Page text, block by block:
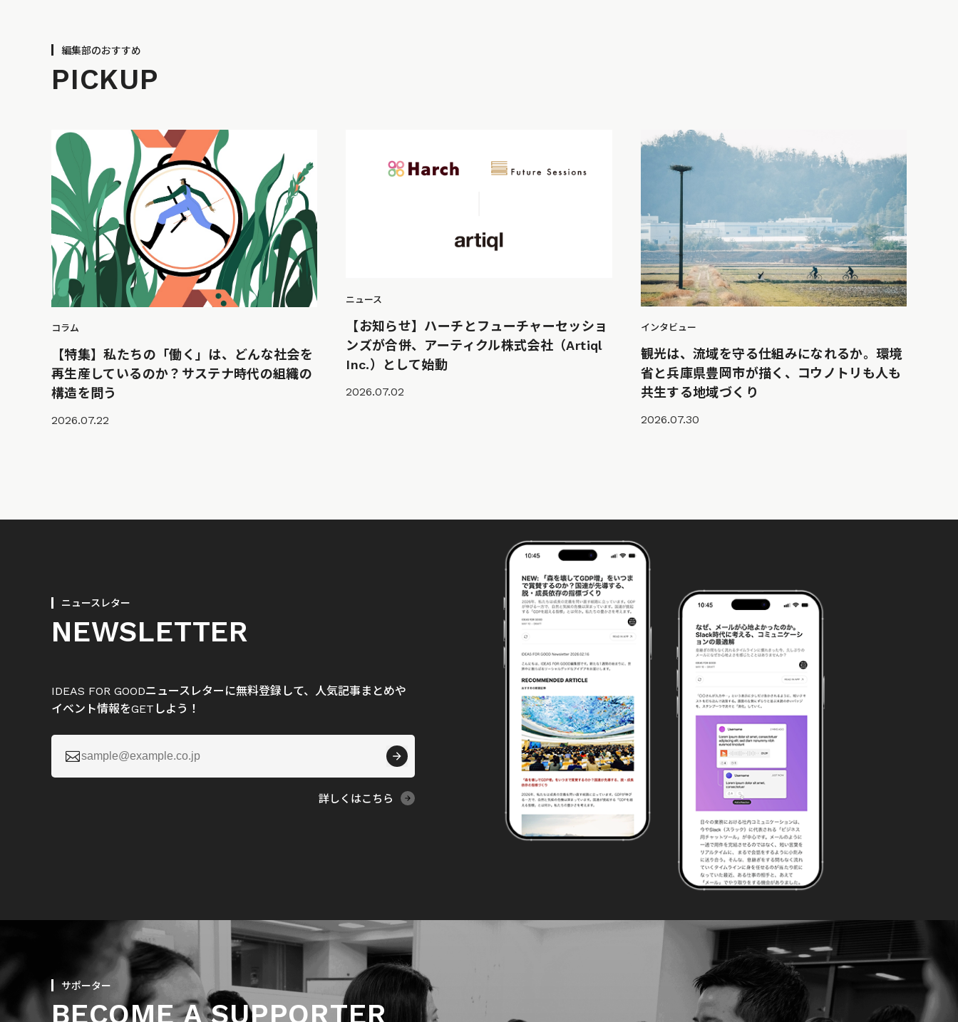
編集部のおすすめ
PICKUP
コラム
【特集】私たちの「働く」は、どんな社会を
再生産しているのか？サステナ時代の組織の
構造を問う
2026.07.22
ニュース
【お知らせ】ハーチとフューチャーセッショ
ンズが合併、アーティクル株式会社（Artiql
Inc.）として始動
2026.07.02
インタビュー
観光は、流域を守る仕組みになれるか。環境
省と兵庫県豊岡市が描く、コウノトリも人も
共生する地域づくり
2026.07.30
ニュースレター
NEWSLETTER
IDEAS FOR GOODニュースレターに無料登録して、人気記事まとめや
イベント情報をGETしよう！

詳しくはこちら
サポーター
BECOME A SUPPORTER